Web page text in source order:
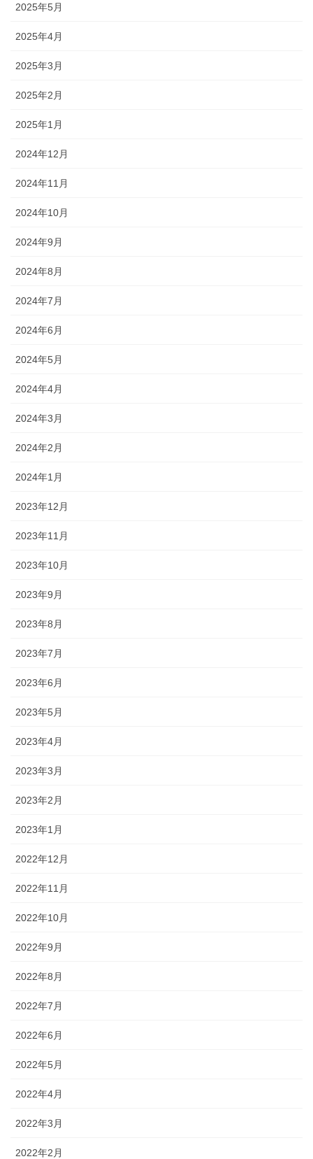
2025年5月
2025年4月
2025年3月
2025年2月
2025年1月
2024年12月
2024年11月
2024年10月
2024年9月
2024年8月
2024年7月
2024年6月
2024年5月
2024年4月
2024年3月
2024年2月
2024年1月
2023年12月
2023年11月
2023年10月
2023年9月
2023年8月
2023年7月
2023年6月
2023年5月
2023年4月
2023年3月
2023年2月
2023年1月
2022年12月
2022年11月
2022年10月
2022年9月
2022年8月
2022年7月
2022年6月
2022年5月
2022年4月
2022年3月
2022年2月